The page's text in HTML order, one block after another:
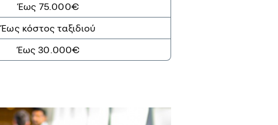
Έως 75.000€
Έως κόστος ταξιδιού
Έως 30.000€